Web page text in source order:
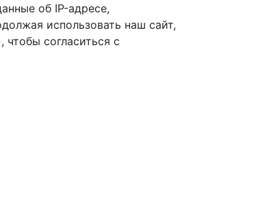
об IP-адресе,
использовать наш сайт,
согласиться с